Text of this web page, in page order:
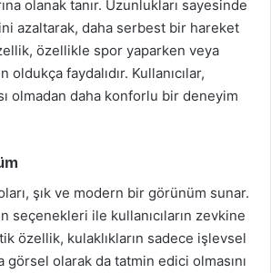
olanak tanır. Uzunlukları sayesinde
azaltarak, daha serbest bir hareket
özellikle spor yaparken veya
faydalıdır. Kullanıcılar,
olmadan daha konforlu bir deneyim
şık ve modern bir görünüm sunar.
seçenekleri ile kullanıcıların zevkine
özellik, kulaklıkların sadece işlevsel
görsel olarak da tatmin edici olmasını